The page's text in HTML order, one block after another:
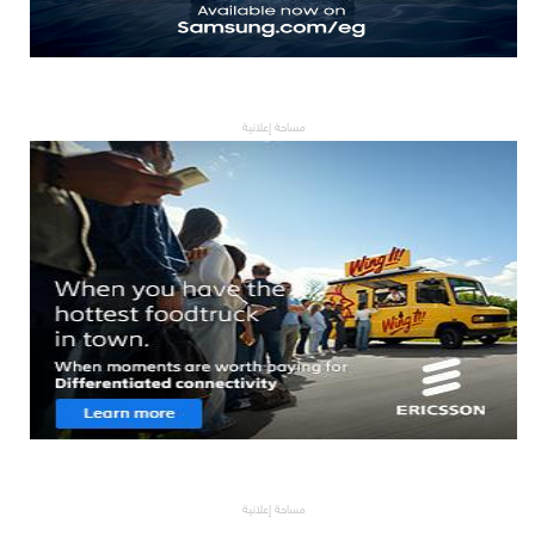
مساحة إعلانية
مساحة إعلانية